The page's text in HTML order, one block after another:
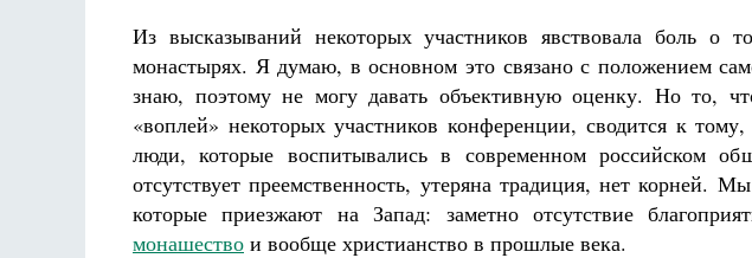
Из высказываний некоторых участников явствовала боль о
монастырях. Я думаю, в основном это связано с положением
знаю, поэтому не могу давать объективную оценку. Но то,
«воплей» некоторых участников конференции, сводится к
люди, которые воспитывались в современном российском
отсутствует преемственность, утеряна традиция, нет корней.
которые приезжают на Запад: заметно отсутствие
монашество и вообще христианство в прошлые века.